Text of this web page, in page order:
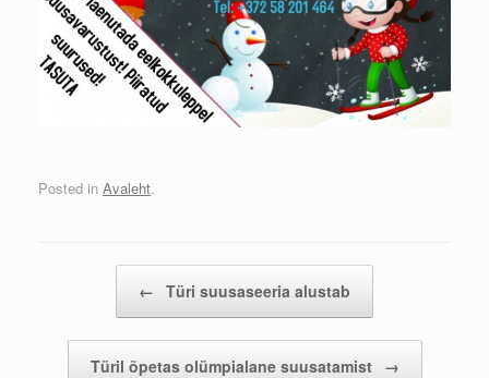
Posted in Avaleht.
← Türi suusaseeria alustab
Türil õpetas olümpialane suusatamist →